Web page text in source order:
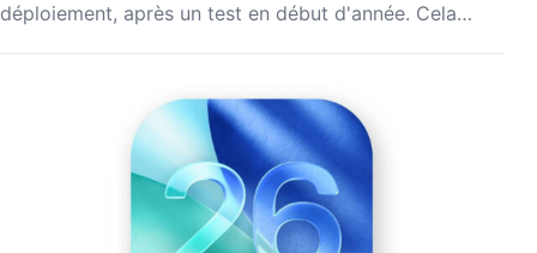
déploiement, après un test en début d'année. Cela…